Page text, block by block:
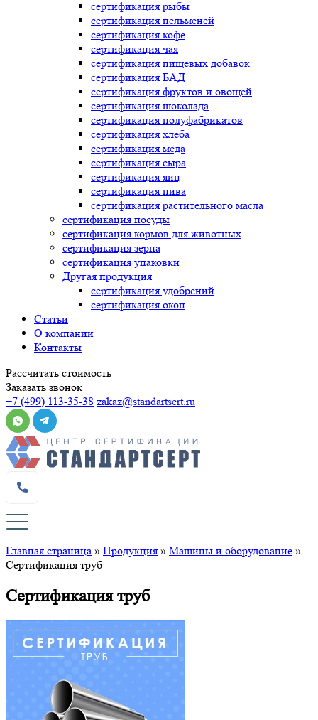
сертификация рыбы
сертификация пельменей
сертификация кофе
сертификация чая
сертификация пищевых добавок
сертификация БАД
сертификация фруктов и овощей
сертификация шоколада
сертификация полуфабрикатов
сертификация хлеба
сертификация меда
сертификация сыра
сертификация яиц
сертификация пива
сертификация растительного масла
сертификация посуды
сертификация кормов для животных
сертификация зерна
сертификация упаковки
Другая продукция
сертификация удобрений
сертификация окон
Статьи
О компании
Контакты
Рассчитать стоимость
Заказать звонок
+7 (499) 113-35-38 zakaz@standartsert.ru
Главная страница » Продукция » Машины и оборудование »
Сертификация труб
Сертификация труб